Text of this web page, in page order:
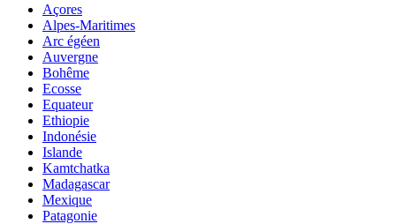
Açores
Alpes-Maritimes
Arc égéen
Auvergne
Bohême
Ecosse
Equateur
Ethiopie
Indonésie
Islande
Kamtchatka
Madagascar
Mexique
Patagonie